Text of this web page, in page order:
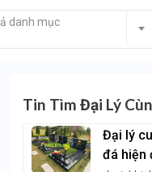
danh mục
Tin Tìm Đại Lý
Đại lý
đá hiện